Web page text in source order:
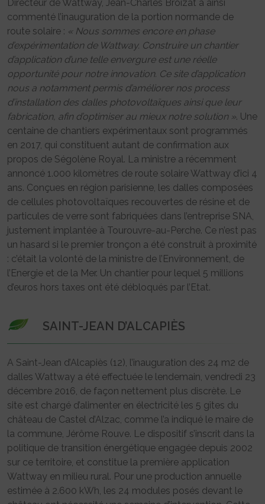
Directeur de Wattway, Jean-Charles Broizat a ainsi
commenté l’inauguration de la portion normande de
route solaire : « Nous sommes encore en phase
d’expérimentation de Wattway. Construire un chantier
d’application d’une telle envergure est une réelle
opportunité pour notre innovation. Ce site d’application
nous a notamment permis d’améliorer nos process
d’installation des dalles photovoltaïques ainsi que leur
fabrication, afin d’optimiser au mieux notre solution ». Une
centaine de chantiers expérimentaux sont programmés
en 2017, qui constituent autant de confirmation aux
propos de Ségolène Royal. La ministre a récemment
annoncé 1.000 kilomètres de route solaire Wattway d’ici 4
ans. Conçues en région parisienne, les dalles composées
de cellules photovoltaïques recouvertes de résine et de
particules de verre sont fabriquées dans l’entreprise SNA,
justement implantée à Tourouvre-au-Perche. Ce n’est pas
un hasard si le premier tronçon a été construit à proximité
: c’était la volonté de la ministre de l’Environnement, de
l’Energie et de la Mer. Un chantier pour lequel 5 millions
d’euros hors taxes ont été débloqués par l’Etat.
SAINT-JEAN D’ALCAPIÈS
A Saint-Jean d’Alcapiès (12), l’inauguration des 24 m2 de
dalles Wattway a été effectuée le lendemain, vendredi 23
décembre 2016, de façon nettement plus discrète. Le
site est chargé d’alimenter en électricité les 5 gîtes du
château de Castel d’Alzac, comme l’a indiqué le maire de
la commune, Jérôme Rouve. Le dispositif s’inscrit dans la
politique de transition énergétique engagée depuis 2002
sur ce territoire, et constitue la première application
Wattway en milieu rural. Pour une production annuelle
estimée à 2.600 kWh, les 24 modules posés devant le